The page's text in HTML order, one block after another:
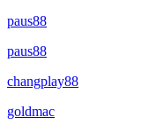
paus88
paus88
changplay88
goldmac